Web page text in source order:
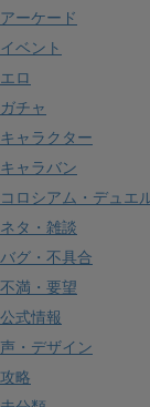
アーケード
イベント
エロ
ガチャ
キャラクター
キャラバン
コロシアム・デュエ
ネタ・雑談
バグ・不具合
不満・要望
公式情報
声・デザイン
攻略